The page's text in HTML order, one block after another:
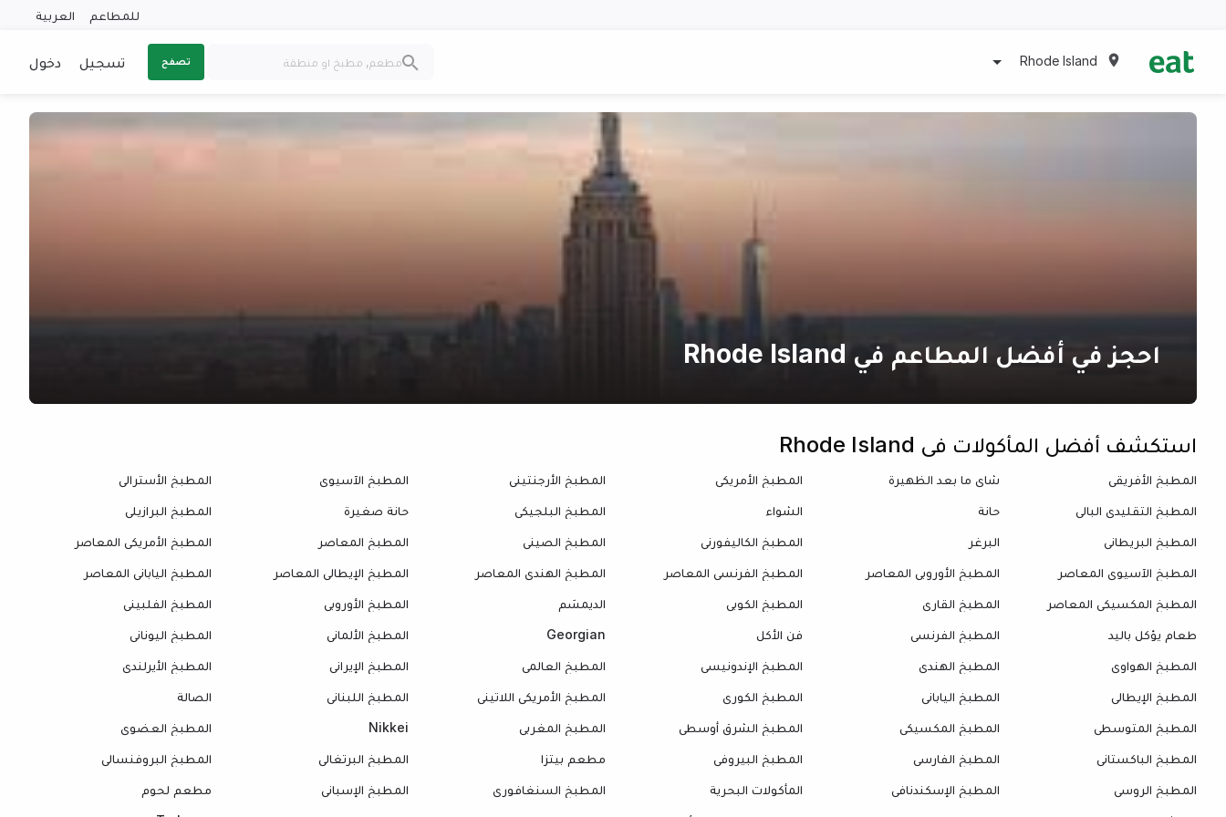
للمطاعم العربية
Rhode Island تصفح تسجيل دخول
احجز في أفضل المطاعم في Rhode Island
استكشف أفضل المأكولات في Rhode Island
المطبخ الأفريقي شاي ما بعد الظهيرة المطبخ الأمريكي المطبخ الأرجنتيني المطبخ الآسيوي
المطبخ الأسترالي
المطبخ التقليدي البالي
حانة الشواء المطبخ البلجيكي حانة صغيرة
المطبخ البرازيلي
المطبخ البريطاني
البرغر المطبخ الكاليفورني المطبخ الصيني المطبخ المعاصر
المطبخ الأمريكي المعاصر
المطبخ الآسيوي المعاصر
المطبخ الأوروبي المعاصر المطبخ الفرنسي المعاصر المطبخ الهندي المعاصر المطبخ الإيطالي المعاصر
المطبخ الياباني المعاصر
المطبخ المكسيكي المعاصر
المطبخ القاري المطبخ الكوبي الديمسَم المطبخ الأوروبي
المطبخ الفلبيني
طعام يؤكل باليد
المطبخ الفرنسي فن الأكل Georgian المطبخ الألماني
المطبخ اليوناني
المطبخ الهواوي
المطبخ الهندي المطبخ الإندونيسي المطبخ العالمي المطبخ الإيراني
المطبخ الأيرلندي
المطبخ الإيطالي
المطبخ الياباني المطبخ الكوري المطبخ الأمريكي اللاتيني المطبخ اللبناني
الصالة
المطبخ المتوسطي
المطبخ المكسيكي المطبخ الشرق أوسطي المطبخ المغربي Nikkei
المطبخ العضوي
المطبخ الباكستاني
المطبخ الفارسي المطبخ البيروفي مطعم بيتزا المطبخ البرتغالي
المطبخ البروفنسالي
المطبخ الروسي
المطبخ الإسكندنافي المأكولات البحرية المطبخ السنغافوري المطبخ الإسباني
مطعم لحوم